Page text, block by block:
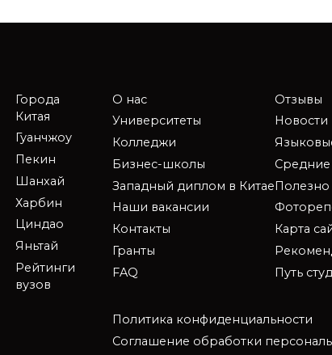
Города
Китая
Гуанчжоу
Пекин
Шанхай
Харбин
Циндао
Яньтай
Рейтинги
вузов
О нас
Университеты
Колледжи
Бизнес-школы
Западный диплом в Китае
Наши вакансии
Контакты
Гранты
FAQ
Отзывы
Новости
Полезно
Карта
Путь
Политика конфиденциальности
Соглашение обработки